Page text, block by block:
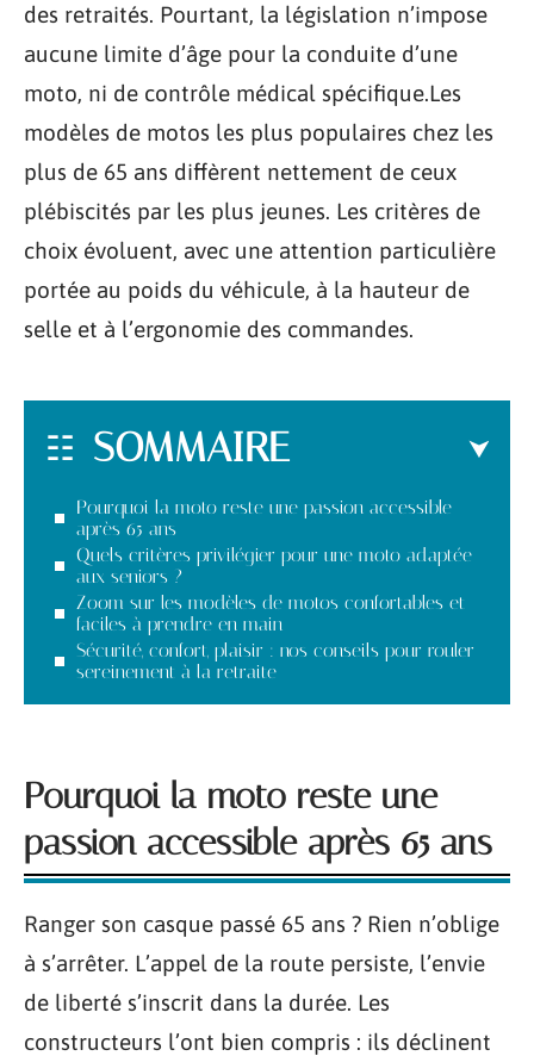
des retraités. Pourtant, la législation n’impose
aucune limite d’âge pour la conduite d’une
moto, ni de contrôle médical spécifique.Les
modèles de motos les plus populaires chez les
plus de 65 ans diffèrent nettement de ceux
plébiscités par les plus jeunes. Les critères de
choix évoluent, avec une attention particulière
portée au poids du véhicule, à la hauteur de
selle et à l’ergonomie des commandes.
SOMMAIRE
Pourquoi la moto reste une passion accessible
après 65 ans
Quels critères privilégier pour une moto adaptée
aux seniors ?
Zoom sur les modèles de motos confortables et
faciles à prendre en main
Sécurité, confort, plaisir : nos conseils pour rouler
sereinement à la retraite
Pourquoi la moto reste une
passion accessible après 65 ans
Ranger son casque passé 65 ans ? Rien n’oblige
à s’arrêter. L’appel de la route persiste, l’envie
de liberté s’inscrit dans la durée. Les
constructeurs l’ont bien compris : ils déclinent